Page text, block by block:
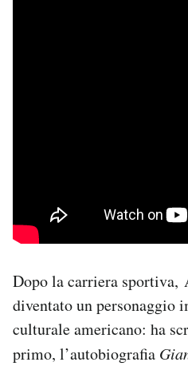
Dopo la carriera sportiva,
diventato un personaggio
culturale americano: ha
primo, l’autobiografia